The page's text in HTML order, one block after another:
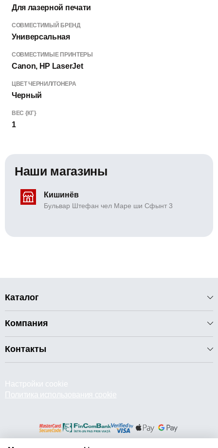
Для лазерной печати
СОВМЕСТИМЫЙ БРЕНД
Универсальная
СОВМЕСТИМЫЕ ПРИНТЕРЫ
Canon, HP LaserJet
ЦВЕТ ЧЕРНИЛ/ТОНЕРА
Черный
ВЕС {КГ}
1
Наши магазины
Кишинёв
Бульвар Штефан чел Маре ши Сфынт 3
Каталог
Компания
Контакты
Настройки cookie
Политика использования cookie